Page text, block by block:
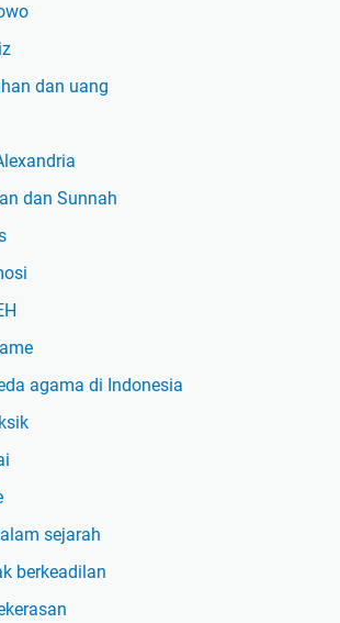
dan uang
dan Sunnah
agama di Indonesia
sejarah
berkeadilan